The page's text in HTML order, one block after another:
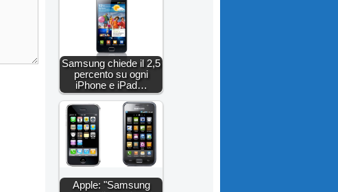
Samsung chiede il 2,5
percento su ogni
iPhone e iPad…
Apple: "Samsung